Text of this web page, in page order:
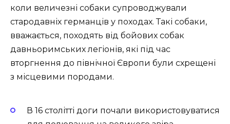
коли величезні собаки супроводжували
стародавніх германців у походах. Такі собаки,
вважається, походять від бойових собак
давньоримських легіонів, які під час
вторгнення до північної Європи були схрещені
з місцевими породами.
В 16 столітті доги почали використовуватися